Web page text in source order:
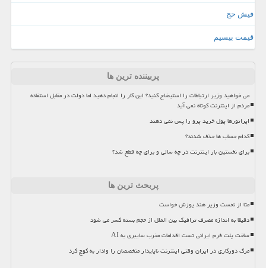
فیش حج
قیمت بیسیم
پربیننده ترین ها
می خواهید وزیر ارتباطات را استیضاح کنید؟ این کار را انجام دهید اما دولت در مقابل استفاده
مردم از اینترنت کوتاه نمی آید
اپراتورها پول خرید پرو را پس نمی دهند
کدام حساب ها حذف شدند؟
برای نخستین بار اینترنت در چه سالی و برای چه قطع شد؟
پربحث ترین ها
متا از نخست وزیر هند پوزش خواست
دقیقا به اندازه مصرف ترافیک بین الملل از حجم بسته کسر می شود
ساخت پلت فرم ایرانی تست اقدامات مخرب سایبری به AI
مرگ دورکاری در ایران وقتی اینترنت ناپایدار متخصصان را وادار به کوچ کرد